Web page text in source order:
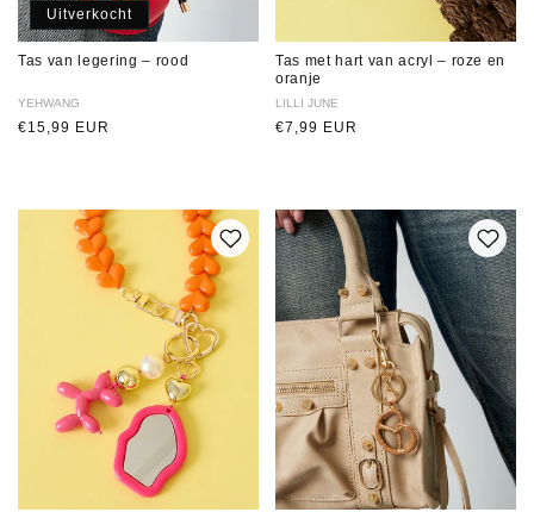
Uitverkocht
Tas van legering – rood
Verkoper:
YEHWANG
Normale
€15,99 EUR
Tas met hart van acryl – roze en
oranje
Verkoper:
LILLI JUNE
Normale
€7,99 EUR